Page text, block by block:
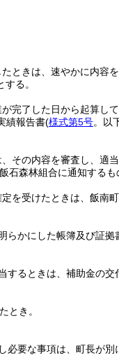
ときは、速やかに内容
る。
完了した日から起算
績報告書(様式第5号。以
その内容を審査し、適
石森林組合に通知するも
を受けたときは、飯南
らかにした帳簿及び証
するときは、補助金の
とき。
要な事項は、町長が別